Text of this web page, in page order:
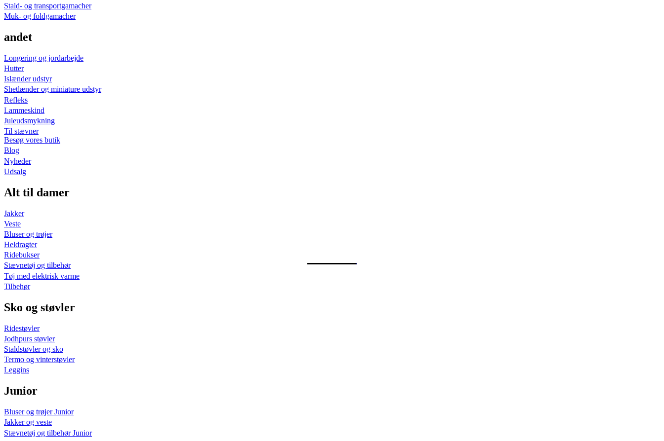
Stald- og transportgamacher
Muk- og foldgamacher
andet
Longering og jordarbejde
Hutter
Islænder udstyr
Shetlænder og miniature udstyr
Refleks
Lammeskind
Juleudsmykning
Til stævner
Besøg vores butik
Blog
Nyheder
Udsalg
Alt til damer
Jakker
Veste
Bluser og trøjer
Heldragter
Ridebukser
Stævnetøj og tilbehør
Tøj med elektrisk varme
Tilbehør
Sko og støvler
Ridestøvler
Jodhpurs støvler
Staldstøvler og sko
Termo og vinterstøvler
Leggins
Junior
Bluser og trøjer Junior
Jakker og veste
Stævnetøj og tilbehør Junior